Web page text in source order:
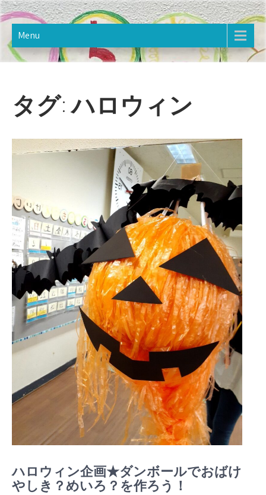
Skip
to
content樋野口こども館
2020年12月オープン。樋野口こども館のホームページです。
Menu
タグ:ハロウィン
ハロウィン企画★ダンボールでおばけ
やしき？めいろ？を作ろう！